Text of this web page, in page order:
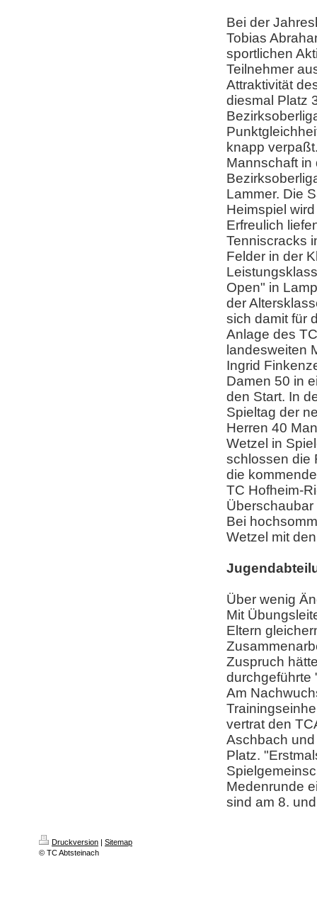
Bei der
Tobias
sportlichen
Teilnehmer
Attraktivität
diesmal Platz
knapp
Mannschaft in
Lammer. Die
Heimspiel
Erfreulich
Tenniscracks
Felder in der
Open" in
der
sich damit für
Anlage des
landesweiten
Ingrid
Damen 50 in
den Start. In
Spieltag der
Herren 40
Wetzel in
schlossen die
die
TC Hofheim-
Bei
Wetzel mit
Über wenig
Mit
Eltern
Zuspruch
durchgeführte
Am
vertrat den
Aschbach und
Platz.
Medenrunde
sind am 8.
Druckversion | Sitemap
© TC Abtsteinach